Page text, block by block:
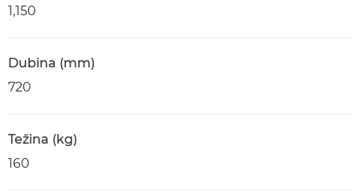
1,150
Dubina (mm)
720
Težina (kg)
160